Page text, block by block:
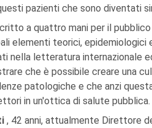
pazienti che sono diventati
a quattro mani per il
elementi teorici, epidemiologici
nella letteratura internazionale
che è possibile creare una
patologiche e che anzi
in un'ottica di salute pubblica.
, 42 anni, attualmente Direttore